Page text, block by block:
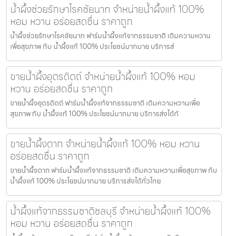
น้ำผึ้งช่วยรักษาโรคชัยนาท จำหน่ายน้ำผึ้งแท้ 100%
หอม หวาน อร่อยสดชื่น ราคาถูก
น้ำผึ้งช่วยรักษาโรคชัยนาท ฟาร์มน้ำผึ้งแท้จากธรรมชาติ เติมความหวาน
เพื่อสุขภาพ กับ น้ำผึ้งแท้ 100% ประโยชน์มากมาย บริการส่
ขายน้ำผึ้งอุตรดิตถ์ จำหน่ายน้ำผึ้งแท้ 100% หอม
หวาน อร่อยสดชื่น ราคาถูก
ขายน้ำผึ้งอุตรดิตถ์ ฟาร์มน้ำผึ้งแท้จากธรรมชาติ เติมความหวานเพื่อ
สุขภาพ กับ น้ำผึ้งแท้ 100% ประโยชน์มากมาย บริการส่งได้ทั
ขายน้ำผึ้งตาก จำหน่ายน้ำผึ้งแท้ 100% หอม หวาน
อร่อยสดชื่น ราคาถูก
ขายน้ำผึ้งตาก ฟาร์มน้ำผึ้งแท้จากธรรมชาติ เติมความหวานเพื่อสุขภาพ กับ
น้ำผึ้งแท้ 100% ประโยชน์มากมาย บริการส่งได้ทั่วไทย
น้ำผึ้งแท้จากธรรมชาติชลบุรี จำหน่ายน้ำผึ้งแท้ 100%
หอม หวาน อร่อยสดชื่น ราคาถูก